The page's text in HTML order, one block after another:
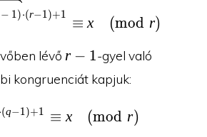
− 1)⋅(r−1)+1 ≡ x (mod r)
lévő r-
r − 1-gyel való
kongruenciát kapjuk:
x^{k\cdot (p-1)\cdot
⋅(q−1)+1 ≡ x (mod r)